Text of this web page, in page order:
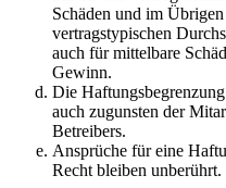
Schäden und im
vertragstypischen
auch für mittelbare
Gewinn.
Die
auch zugunsten der
Betreibers.
Ansprüche für eine
Recht bleiben unberührt.